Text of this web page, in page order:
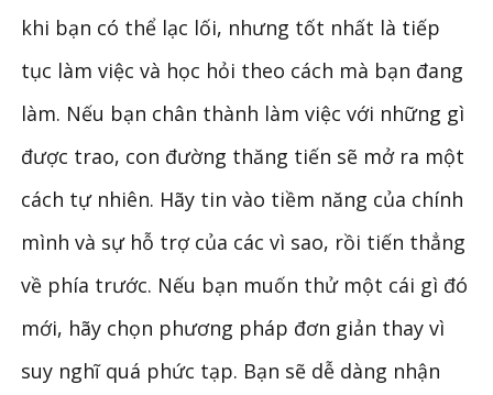
khi bạn có thể lạc lối, nhưng tốt nhất là tiếp
tục làm việc và học hỏi theo cách mà bạn đang
làm. Nếu bạn chân thành làm việc với những gì
được trao, con đường thăng tiến sẽ mở ra một
cách tự nhiên. Hãy tin vào tiềm năng của chính
mình và sự hỗ trợ của các vì sao, rồi tiến thẳng
về phía trước. Nếu bạn muốn thử một cái gì đó
mới, hãy chọn phương pháp đơn giản thay vì
suy nghĩ quá phức tạp. Bạn sẽ dễ dàng nhận